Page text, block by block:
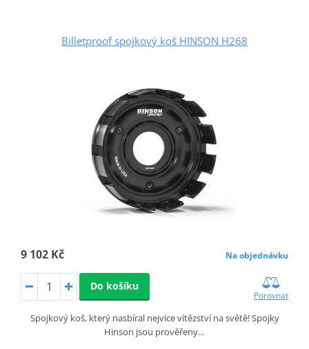
Billetproof spojkový koš HINSON H268
9 102 Kč Na objednávku
Do košíku
Porovnat
Spojkový koš, který nasbíral nejvíce vítězství na světě! Spojky
Hinson jsou prověřeny…